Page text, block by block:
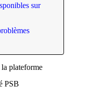
sur
plateforme
PSB